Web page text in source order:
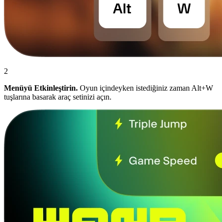
2
Menüyü Etkinleştirin. Oyun içindeyken istediğiniz zaman Alt+W
tuşlarına basarak araç setinizi açın.